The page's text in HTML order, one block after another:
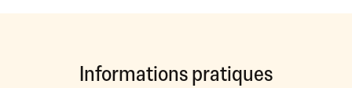
Informations pratiques